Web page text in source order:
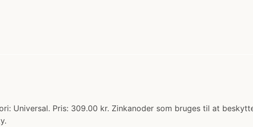
Universal. Pris: 309.00 kr. Zinkanoder som bruges til at